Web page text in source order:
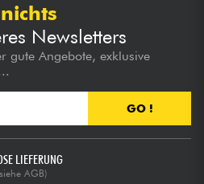
Newsletters
gute Angebote, exklusive
GO !
LIEFERUNG
AGB)